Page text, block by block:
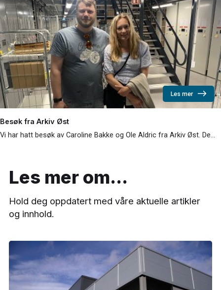
Les mer
Besøk fra Arkiv Øst
Vi har hatt besøk av Caroline Bakke og Ole Aldric fra Arkiv Øst. De…
Les mer om...
Hold deg oppdatert med våre aktuelle artikler
og innhold.